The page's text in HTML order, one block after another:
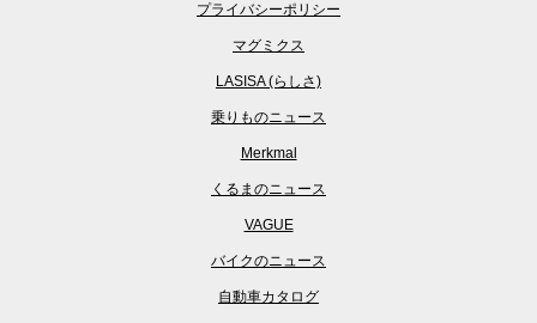
プライバシーポリシー
マグミクス
LASISA (らしさ)
乗りものニュース
Merkmal
くるまのニュース
VAGUE
バイクのニュース
自動車カタログ